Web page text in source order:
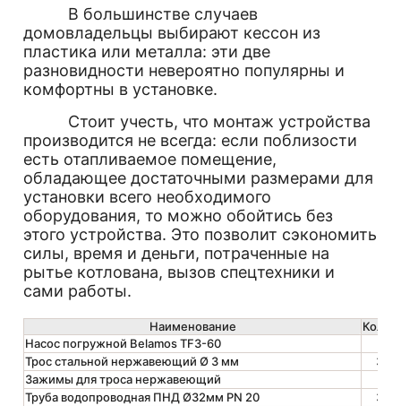
В большинстве случаев
домовладельцы выбирают кессон из
пластика или металла: эти две
разновидности невероятно популярны и
комфортны в установке.
Стоит учесть, что монтаж устройства
производится не всегда: если поблизости
есть отапливаемое помещение,
обладающее достаточными размерами для
установки всего необходимого
оборудования, то можно обойтись без
этого устройства. Это позволит сэкономить
силы, время и деньги, потраченные на
рытье котлована, вызов спецтехники и
сами работы.
Наименование
Кол-
Насос погружной Belamos TF3-60
Трос стальной нержавеющий Ø 3 мм
30
Зажимы для троса нержаве­ющий
Труба водопроводная ПНД Ø32мм PN 20
30